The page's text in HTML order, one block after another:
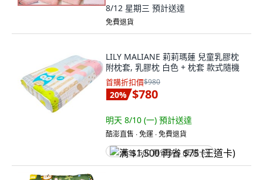
8/12 星期三 預計送達
免費退貨
LILY MALIANE 莉莉瑪蓮 兒童乳膠枕
附枕套, 乳膠枕 白色 + 枕套 款式隨機
首購折扣價$980
20% $780
明天 8/10 (一) 預計送達
酷澎直售 ∙ 免運 ∙ 免費退貨
满 $1,500 再省 $75 (王道卡)